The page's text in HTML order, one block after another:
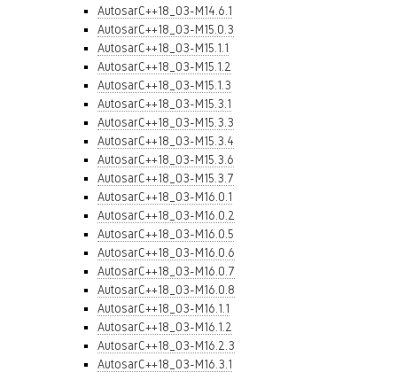
AutosarC++18_03-M14.6.1
AutosarC++18_03-M15.0.3
AutosarC++18_03-M15.1.1
AutosarC++18_03-M15.1.2
AutosarC++18_03-M15.1.3
AutosarC++18_03-M15.3.1
AutosarC++18_03-M15.3.3
AutosarC++18_03-M15.3.4
AutosarC++18_03-M15.3.6
AutosarC++18_03-M15.3.7
AutosarC++18_03-M16.0.1
AutosarC++18_03-M16.0.2
AutosarC++18_03-M16.0.5
AutosarC++18_03-M16.0.6
AutosarC++18_03-M16.0.7
AutosarC++18_03-M16.0.8
AutosarC++18_03-M16.1.1
AutosarC++18_03-M16.1.2
AutosarC++18_03-M16.2.3
AutosarC++18_03-M16.3.1